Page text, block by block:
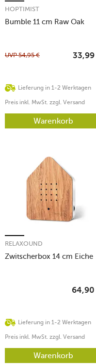
Bumble 11 cm Raw Oak
HOPTIMIST
Lieferung in 1-2 Werktagen
UVP54,95 € 33,99
Preis inkl. MwSt. zzgl. Versand
Warenkorb
Zwitscherbox 14 cm Eiche
RELAXOUND
Lieferung in 1-2 Werktagen
64,90
Preis inkl. MwSt. zzgl. Versand
Warenkorb